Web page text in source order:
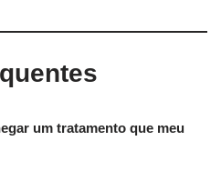
um tratamento que meu